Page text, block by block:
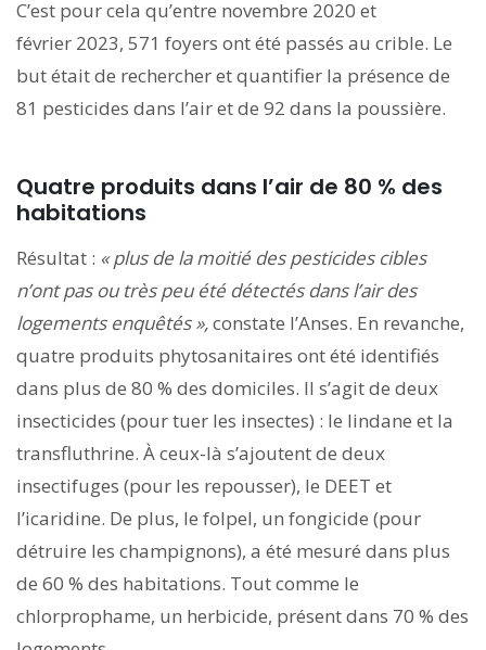
C’est pour cela qu’entre novembre 2020 et
février 2023, 571 foyers ont été passés au crible. Le
but était de rechercher et quantifier la présence de
81 pesticides dans l’air et de 92 dans la poussière.
Quatre produits dans l’air de 80 % des
habitations
Résultat : « plus de la moitié des pesticides cibles
n’ont pas ou très peu été détectés dans l’air des
logements enquêtés »,constate l’Anses. En revanche,
quatre produits phytosanitaires ont été identifiés
dans plus de 80 % des domiciles. Il s’agit de deux
insecticides (pour tuer les insectes) : le lindane et la
transfluthrine. À ceux-là s’ajoutent de deux
insectifuges (pour les repousser), le DEET et
l’icaridine. De plus, le folpel, un fongicide (pour
détruire les champignons), a été mesuré dans plus
de 60 % des habitations. Tout comme le
chlorprophame, un herbicide, présent dans 70 % des